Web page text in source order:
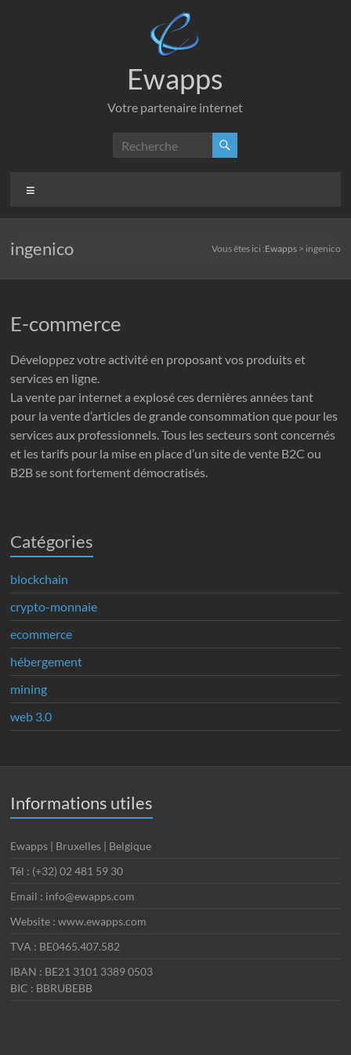
Ewapps
Votre partenaire internet
ingenico Vous êtes ici :Ewapps> ingenico
E-commerce
Développez votre activité en proposant vos produits et
services en ligne.
La vente par internet a explosé ces dernières années tant
pour la vente d’articles de grande consommation que pour les
services aux professionnels. Tous les secteurs sont concernés
et les tarifs pour la mise en place d’un site de vente B2C ou
B2B se sont fortement démocratisés.
Catégories
blockchain
crypto-monnaie
ecommerce
hébergement
mining
web 3.0
Informations utiles
Ewapps | Bruxelles | Belgique
Tél : (+32) 02 481 59 30
Email : info@ewapps.com
Website : www.ewapps.com
TVA : BE0465.407.582
IBAN : BE21 3101 3389 0503
BIC : BBRUBEBB